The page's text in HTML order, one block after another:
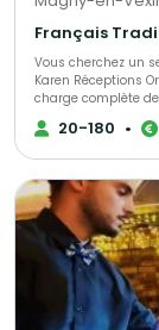
Vous cherchez un
Karen Réceptions
charge complète de
déjeunatoire ou
âge, rôtisserie,
20-180 •